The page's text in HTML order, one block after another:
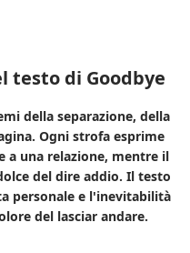
testo di Goodbye
della separazione, della
Ogni strofa esprime
una relazione, mentre il
del dire addio. Il testo
personale e l'inevitabilità
del lasciar andare.